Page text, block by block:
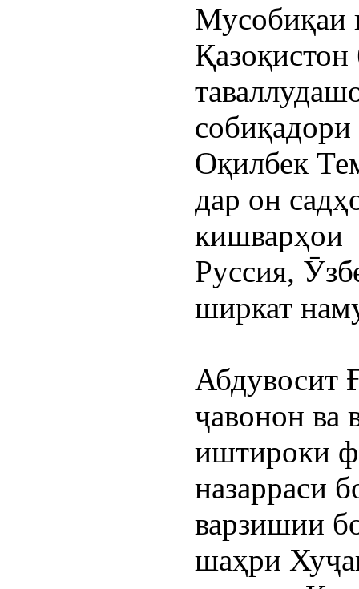
Мусобиқаи
Оқилбек
дар он
кишварҳои
Руссия,
ширкат
Абдувосит
ҷавонон ва
иштироки
назарраси
варзишии
шаҳри